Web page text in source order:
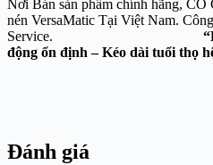
Nơi Bán sản phẩm chính hãng,
nén VersaMatic Tại Việt Nam.
Service.
động ổn định – Kéo dài tuổi thọ
Đánh giá